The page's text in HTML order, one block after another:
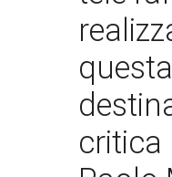
critica